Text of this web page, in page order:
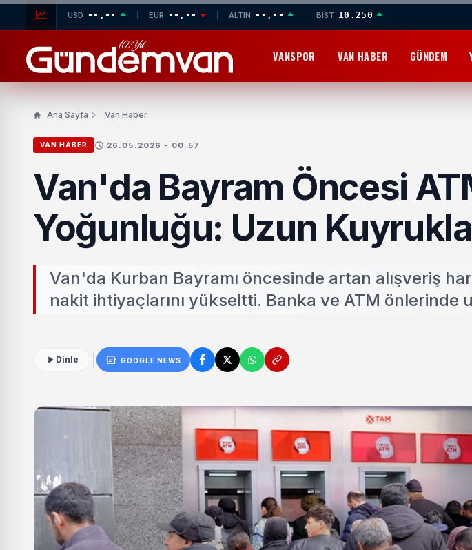
USD --,-- EUR --,-- ALTIN --,-- BIST 10.250
VANSPOR VAN HABER GÜNDEM
Ana Sayfa Van Haber
VAN HABER 26.05.2026 - 00:57
Van'da Bayram Öncesi
Yoğunluğu: Uzun
Van'da Kurban Bayramı öncesinde artan alışveriş
nakit ihtiyaçlarını yükseltti. Banka ve ATM önlerinde
Dinle GOOGLE NEWS